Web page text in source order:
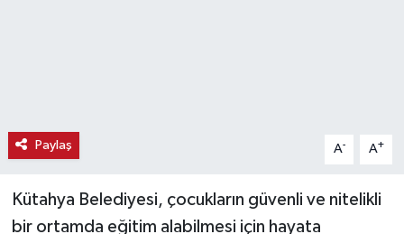
Paylaş A- A+
Kütahya Belediyesi, çocukların güvenli ve nitelikli
bir ortamda eğitim alabilmesi için hayata
Seri İlan